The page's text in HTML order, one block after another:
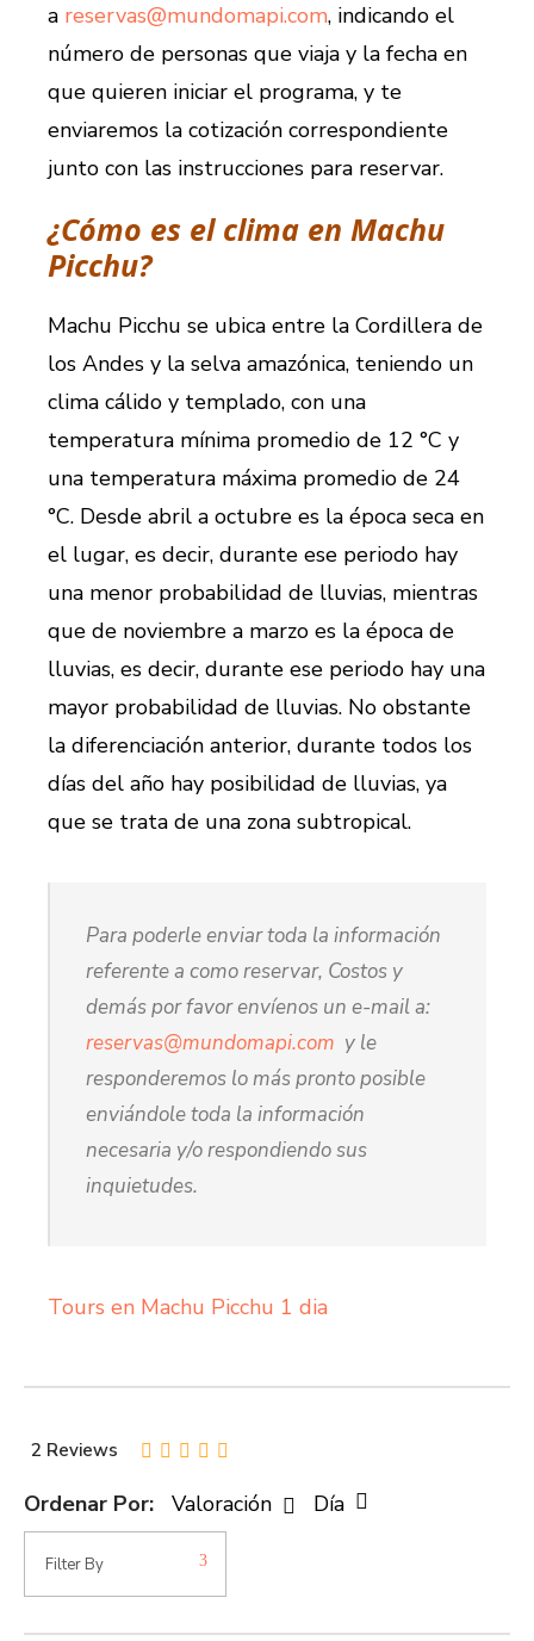
a reservas@mundomapi.com, indicando el
número de personas que viaja y la fecha en
que quieren iniciar el programa, y te
enviaremos la cotización correspondiente
junto con las instrucciones para reservar.
¿Cómo es el clima en Machu
Picchu?
Machu Picchu se ubica entre la Cordillera de
los Andes y la selva amazónica, teniendo un
clima cálido y templado, con una
temperatura mínima promedio de 12 °C y
una temperatura máxima promedio de 24
°C. Desde abril a octubre es la época seca en
el lugar, es decir, durante ese periodo hay
una menor probabilidad de lluvias, mientras
que de noviembre a marzo es la época de
lluvias, es decir, durante ese periodo hay una
mayor probabilidad de lluvias. No obstante
la diferenciación anterior, durante todos los
días del año hay posibilidad de lluvias, ya
que se trata de una zona subtropical.
Para poderle enviar toda la información
referente a como reservar, Costos y
demás por favor envíenos un e-mail a:
reservas@mundomapi.com y le
responderemos lo más pronto posible
enviándole toda la información
necesaria y/o respondiendo sus
inquietudes.
Tours en Machu Picchu 1 dia
2 Reviews
Ordenar Por: Valoración Día